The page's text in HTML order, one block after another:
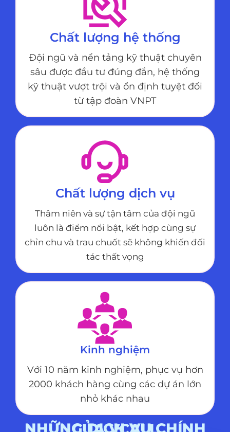
Chất lượng hệ thống
Đội ngũ và nền tảng kỹ thuật chuyên
sâu được đầu tư đúng đắn, hệ thống
kỹ thuật vượt trội và ổn định tuyệt đối
từ tập đoàn VNPT
Chất lượng dịch vụ
Thâm niên và sự tận tâm của đội ngũ
luôn là điểm nổi bật, kết hợp cùng sự
chỉn chu và trau chuốt sẽ không khiến đối
tác thất vọng
Kinh nghiệm
Với 10 năm kinh nghiệm, phục vụ hơn
2000 khách hàng cùng các dự án lớn
nhỏ khác nhau